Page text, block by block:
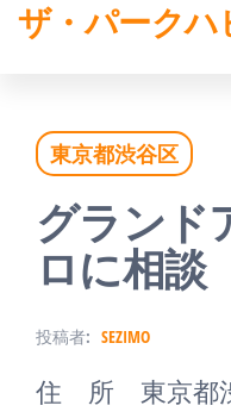
コザ・パークハ
東京都渋谷区
グランド
ロに相談
投稿者: SEZIMO
住 所 東京都渋